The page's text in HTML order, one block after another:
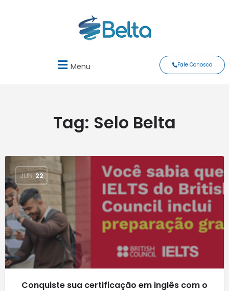
Menu Fale Conosco
Tag: Selo Belta
JUN 22
Conquiste sua certificação em inglês com o